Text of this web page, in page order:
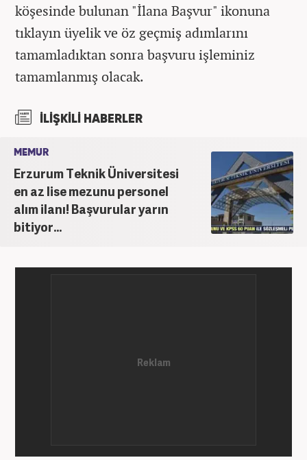
köşesinde bulunan "İlana Başvur" ikonuna
tıklayın üyelik ve öz geçmiş adımlarını
tamamladıktan sonra başvuru işleminiz
tamamlanmış olacak.
İLİŞKİLİ HABERLER
MEMUR
Erzurum Teknik Üniversitesi
en az lise mezunu personel
alım ilanı! Başvurular yarın
bitiyor...